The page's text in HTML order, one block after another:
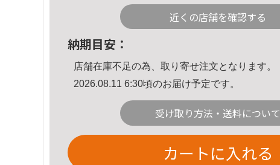
近くの店舗を確認する
納期目安：
店舗在庫不足の為、取り寄せ注文となります。
2026.08.11 6:30頃のお届け予定です。
受け取り方法・送料について
カートに入れる